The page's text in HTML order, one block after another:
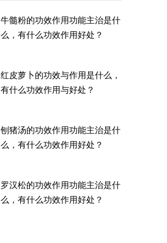
牛髓粉的功效作用功能主治是什
么，有什么功效作用好处？
红皮萝卜的功效与作用是什么，
有什么功效作用与好处？
刨猪汤的功效作用功能主治是什
么，有什么功效作用好处？
罗汉松的功效作用功能主治是什
么，有什么功效作用好处？